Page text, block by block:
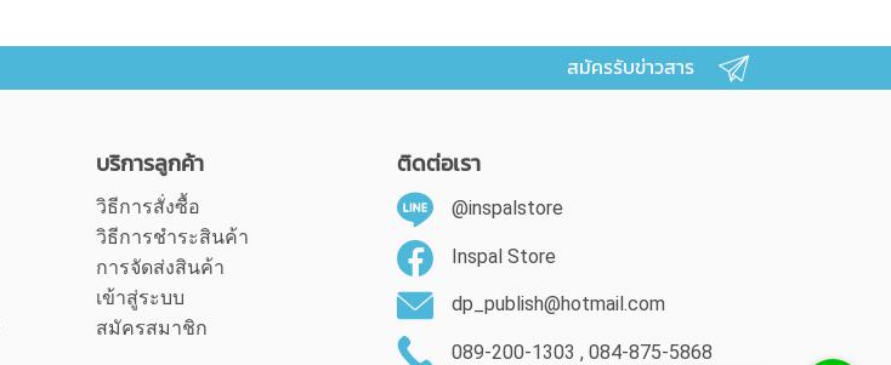
สมัครรับข่าวสาร
บริการลูกค้า
วิธีการสั่งซื้อ
วิธีการชำระสินค้า
การจัดส่งสินค้า
เข้าสู่ระบบ
สมัครสมาชิก
ติดต่อเรา
@inspalstore
Inspal Store
dp_publish@hotmail.com
089-200-1303 , 084-875-5868